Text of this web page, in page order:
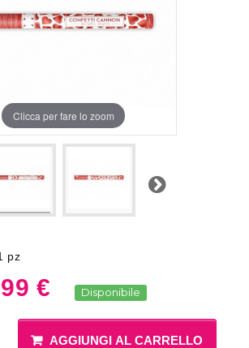
Clicca per fare lo zoom
Successivo
pz
€ Disponibile
AGGIUNGI AL CARRELLO